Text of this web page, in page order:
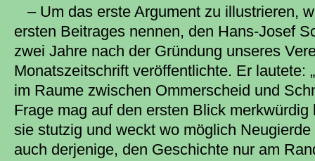
– Um das erste Argument zu illustrieren,
ersten Beitrages nennen, den Hans-Josef
zwei Jahre nach der Gründung unseres
Monatszeitschrift veröffentlichte. Er lautete:
im Raume zwischen Ommerscheid und
Frage mag auf den ersten Blick
sie stutzig und weckt wo möglich
auch derjenige, den Geschichte nur am